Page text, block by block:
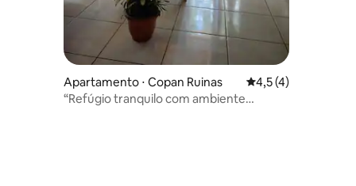
Apartamento ⋅ Copan Ruinas 4,5 de uma
4,5 (4)
“Refúgio tranquilo com ambiente